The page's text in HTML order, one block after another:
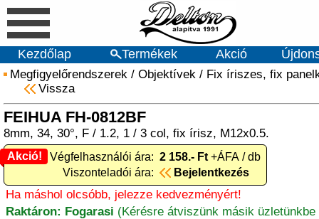
Kezdőlap Termékek Akció
Megfigyelőrendszerek / Objektívek / Fix íriszes, fix
Vissza
FEIHUA FH-0812BF
8mm, 34, 30°, F / 1.2, 1 / 3 col, fix írisz, M12x0.5.
Akció!
Akció! Végfelhasználói ára: 2 158.- Ft +ÁFA / db
Viszonteladói ára:
Bejelentkezés
Ha máshol olcsóbb, jelezze kedvezményért!
Raktáron: Fogarasi (Kérésre átviszünk másik üzletünkbe